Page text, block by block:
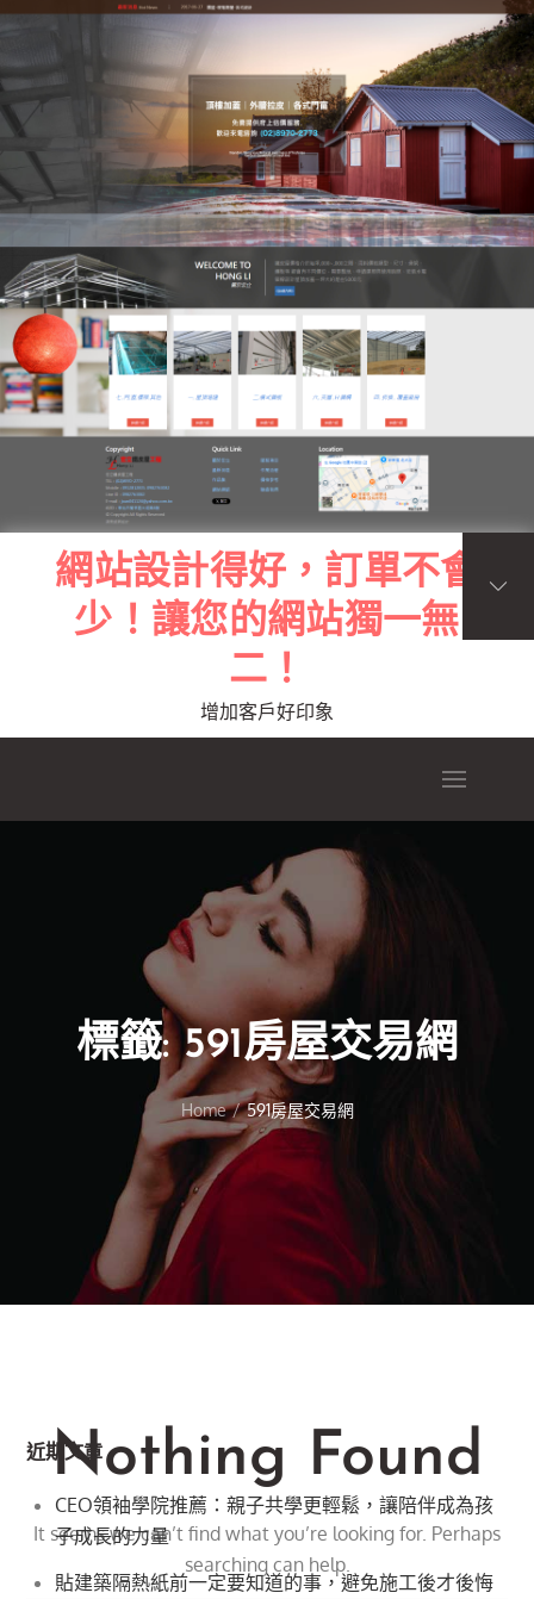
Skip
to
content
網站設計得好，訂單不會
少！讓您的網站獨一無
二！
增加客戶好印象
標籤:591房屋交易網
Home 591房屋交易網
Nothing Found
It seems we can’t find what you’re looking for. Perhaps
searching can help.
近期文章
CEO領袖學院推薦：親子共學更輕鬆，讓陪伴成為孩
子成長的力量
貼建築隔熱紙前一定要知道的事，避免施工後才後悔